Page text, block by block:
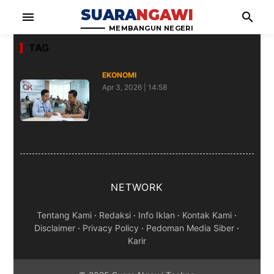
menu SUARANGAWI
MEMBANGUN NEGERI
search
TAG
EKONOMI
Apr 3, 2026 | 14:58
NETWORK
Tentang Kami · Redaksi · Info Iklan · Kontak Kami ·
Disclaimer · Privacy Policy · Pedoman Media Siber ·
Karir